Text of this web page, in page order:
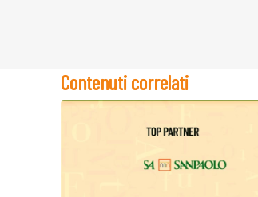
Contenuti correlati